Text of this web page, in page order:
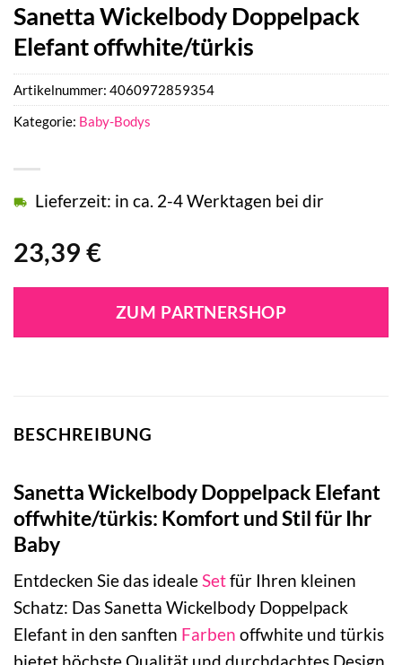
Sanetta Wickelbody Doppelpack
Elefant offwhite/türkis
23,39 €
Lieferzeit: in ca. 2-4 Werktagen bei dir
ZUM PARTNERSHOP
Artikelnummer: 4060972859354
Kategorie: Baby-Bodys
BESCHREIBUNG
Sanetta Wickelbody Doppelpack Elefant
offwhite/türkis: Komfort und Stil für Ihr
Baby
Entdecken Sie das idealeSetfür Ihren kleinen
Schatz: Das Sanetta Wickelbody Doppelpack
Elefant in den sanften Farben offwhite und türkis